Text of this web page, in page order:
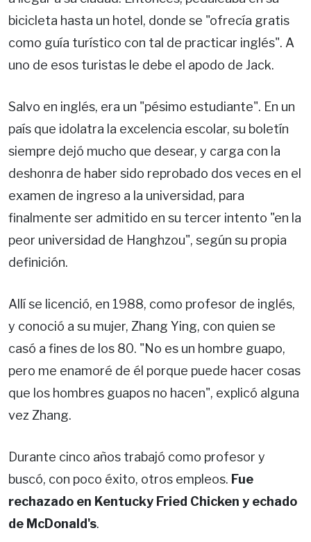
bicicleta hasta un hotel, donde se "ofrecía gratis
como guía turístico con tal de practicar inglés". A
uno de esos turistas le debe el apodo de Jack.
Salvo en inglés, era un "pésimo estudiante". En un
país que idolatra la excelencia escolar, su boletín
siempre dejó mucho que desear, y carga con la
deshonra de haber sido reprobado dos veces en el
examen de ingreso a la universidad, para
finalmente ser admitido en su tercer intento "en la
peor universidad de Hanghzou", según su propia
definición.
Allí se licenció, en 1988, como profesor de inglés,
y conoció a su mujer, Zhang Ying, con quien se
casó a fines de los 80. "No es un hombre guapo,
pero me enamoré de él porque puede hacer cosas
que los hombres guapos no hacen", explicó alguna
vez Zhang.
Durante cinco años trabajó como profesor y
buscó, con poco éxito, otros empleos. Fue
rechazado en Kentucky Fried Chicken y echado
de McDonald's.